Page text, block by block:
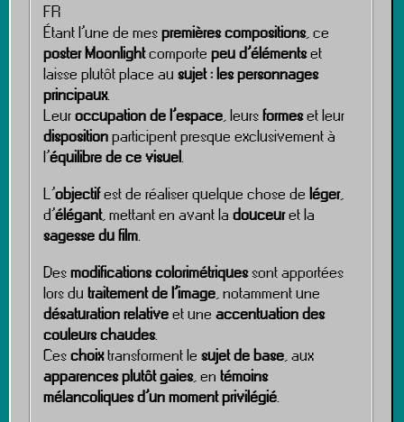
FR
Étant l’une de mespremières compositions, ce
poster Moonlightcomporte peu d’élémentset
laisse plutôt place au sujet : les personnages
principaux.
Leuroccupation de l’espace, leursformeset leur
dispositionparticipent presque exclusivement à
l’équilibre de ce visuel.
L’objectifest de réaliser quelque chose de léger,
d’élégant, mettant en avant la douceuret la
sagesse du film.
Desmodifications colorimétriquessont apportées
lors du traitement de l’image, notamment une
désaturation relativeet une accentuation des
couleurs chaudes.
Ceschoixtransforment le sujet de base, aux
apparences plutôt gaies, en témoins
mélancoliques d’un moment privilégié.